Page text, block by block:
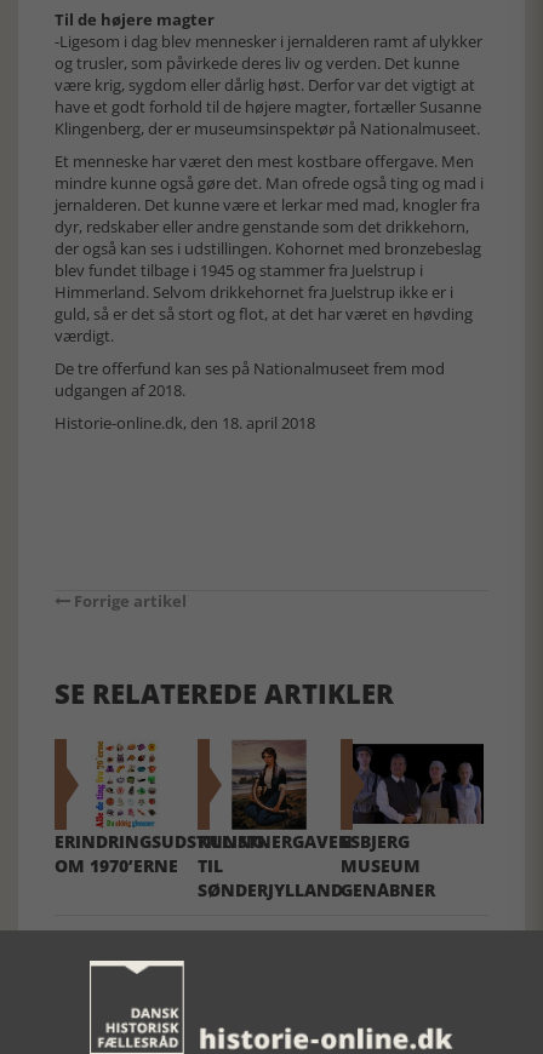
Til de højere magter
-Ligesom i dag blev mennesker i jernalderen ramt af ulykker
og trusler, som påvirkede deres liv og verden. Det kunne
være krig, sygdom eller dårlig høst. Derfor var det vigtigt at
have et godt forhold til de højere magter, fortæller Susanne
Klingenberg, der er museumsinspektør på Nationalmuseet.
Et menneske har været den mest kostbare offergave. Men
mindre kunne også gøre det. Man ofrede også ting og mad i
jernalderen. Det kunne være et lerkar med mad, knogler fra
dyr, redskaber eller andre genstande som det drikkehorn,
der også kan ses i udstillingen. Kohornet med bronzebeslag
blev fundet tilbage i 1945 og stammer fra Juelstrup i
Himmerland. Selvom drikkehornet fra Juelstrup ikke er i
guld, så er det så stort og flot, at det har været en høvding
værdigt.
De tre offerfund kan ses på Nationalmuseet frem mod
udgangen af 2018.
Historie-online.dk, den 18. april 2018
Forrige artikel
SE RELATEREDE ARTIKLER
ERINDRINGSUDSTILLING
OM 1970’ERNE
KUNSTNERGAVEN
TIL
SØNDERJYLLAND
ESBJERG
MUSEUM
GENÅBNER